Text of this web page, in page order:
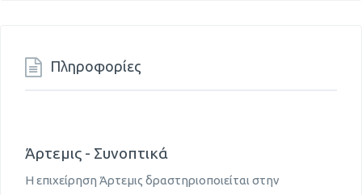
Πληροφορίες
Άρτεμις - Συνοπτικά
Η επιχείρηση Άρτεμις δραστηριοποιείται στην